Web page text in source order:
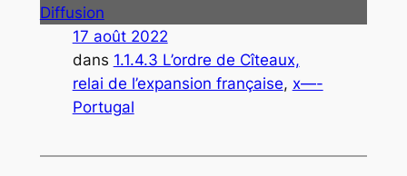
Diffusion
17 août 2022
dans 1.1.4.3 L’ordre de Cîteaux,
relai de l’expansion française, x—-
Portugal